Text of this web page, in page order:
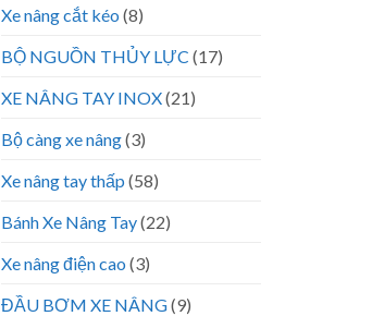
Xe nâng cắt kéo (8)
BỘ NGUỒN THỦY LỰC (17)
XE NÂNG TAY INOX(21)
Bộ càng xe nâng(3)
Xe nâng tay thấp (58)
Bánh Xe Nâng Tay(22)
Xe nâng điện cao (3)
ĐẦU BƠM XE NÂNG(9)